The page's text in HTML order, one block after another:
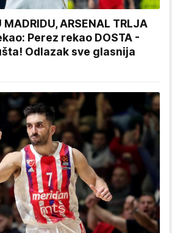
MADRIDU, ARSENAL TRLJA
Perez rekao DOSTA -
Odlazak sve glasnija